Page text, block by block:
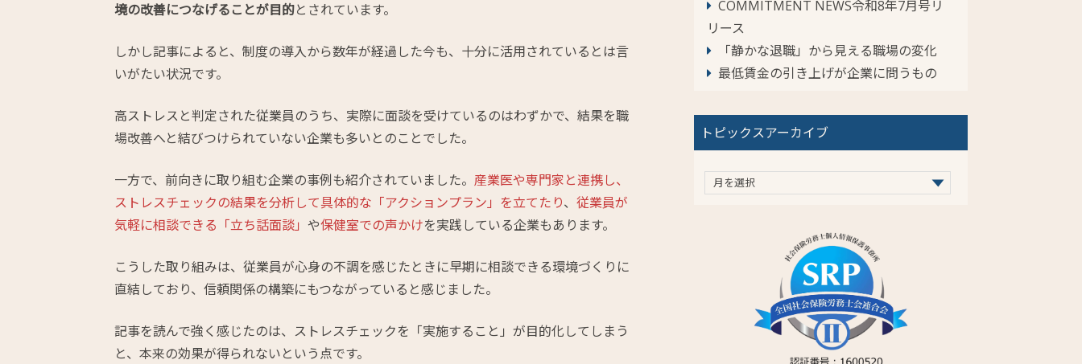
境の改善につなげることが目的とされています。
しかし記事によると、制度の導入から数年が経過した今も、十分に活用されているとは言
いがたい状況です。
高ストレスと判定された従業員のうち、実際に面談を受けているのはわずかで、結果を職
場改善へと結びつけられていない企業も多いとのことでした。
一方で、前向きに取り組む企業の事例も紹介されていました。 産業医や専門家と連携し、
ストレスチェックの結果を分析して具体的な「アクションプラン」を立てたり、 従業員が
気軽に相談できる「立ち話面談」 や保健室での声かけを実践している企業もあります。
こうした取り組みは、従業員が心身の不調を感じたときに早期に相談できる環境づくりに
直結しており、信頼関係の構築にもつながっていると感じました。
記事を読んで強く感じたのは、ストレスチェックを「実施すること」が目的化してしまう
と、本来の効果が得られないという点です。
COMMITMENT NEWS令和8年7月号リ
リース
「静かな退職」から見える職場の変化
最低賃金の引き上げが企業に問うもの
トピックスアーカイブ